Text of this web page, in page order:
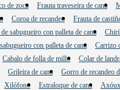
de zoca Frauta traveseira de cana
Coroa de recandeo
Frauta de
sabugueiro con palleta de cana
con palleta de cana
Carrizo
Cabalo de folla de millo
Colar de
Grileira de cana
Gorro de recandeo
Xilófono Estraloque de cana